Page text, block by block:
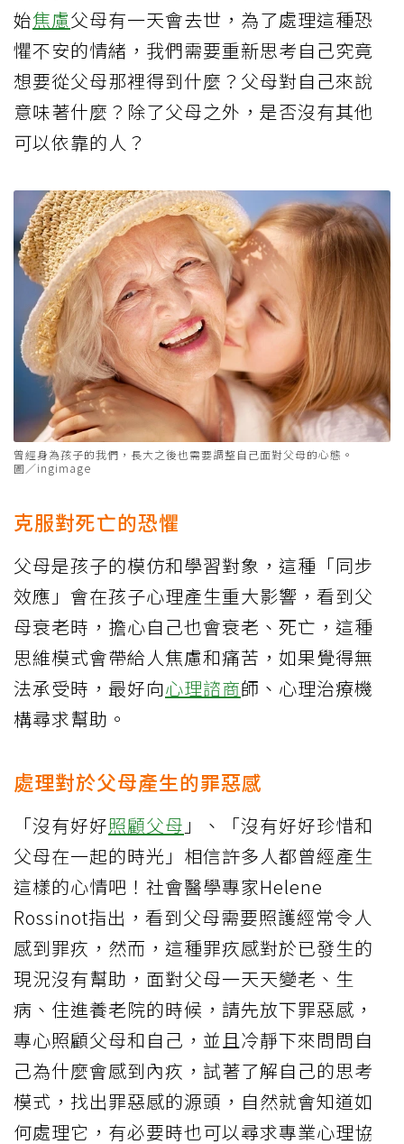
始焦慮父母有一天會去世，為了處理這種恐
懼不安的情緒，我們需要重新思考自己究竟
想要從父母那裡得到什麼？父母對自己來說
意味著什麼？除了父母之外，是否沒有其他
可以依靠的人？
曾經身為孩子的我們，長大之後也需要調整自己面對父母的心態。
圖／ingimage
克服對死亡的恐懼
父母是孩子的模仿和學習對象，這種「同步
效應」會在孩子心理產生重大影響，看到父
母衰老時，擔心自己也會衰老、死亡，這種
思維模式會帶給人焦慮和痛苦，如果覺得無
法承受時，最好向心理諮商師、心理治療機
構尋求幫助。
處理對於父母產生的罪惡感
「沒有好好照顧父母 」、「沒有好好珍惜和
父母在一起的時光」相信許多人都曾經產生
這樣的心情吧！社會醫學專家Helene
Rossinot指出，看到父母需要照護經常令人
感到罪疚，然而，這種罪疚感對於已發生的
現況沒有幫助，面對父母一天天變老、生
病、住進養老院的時候，請先放下罪惡感，
專心照顧父母和自己，並且冷靜下來問問自
己為什麼會感到內疚，試著了解自己的思考
模式，找出罪惡感的源頭，自然就會知道如
何處理它，有必要時也可以尋求專業心理協